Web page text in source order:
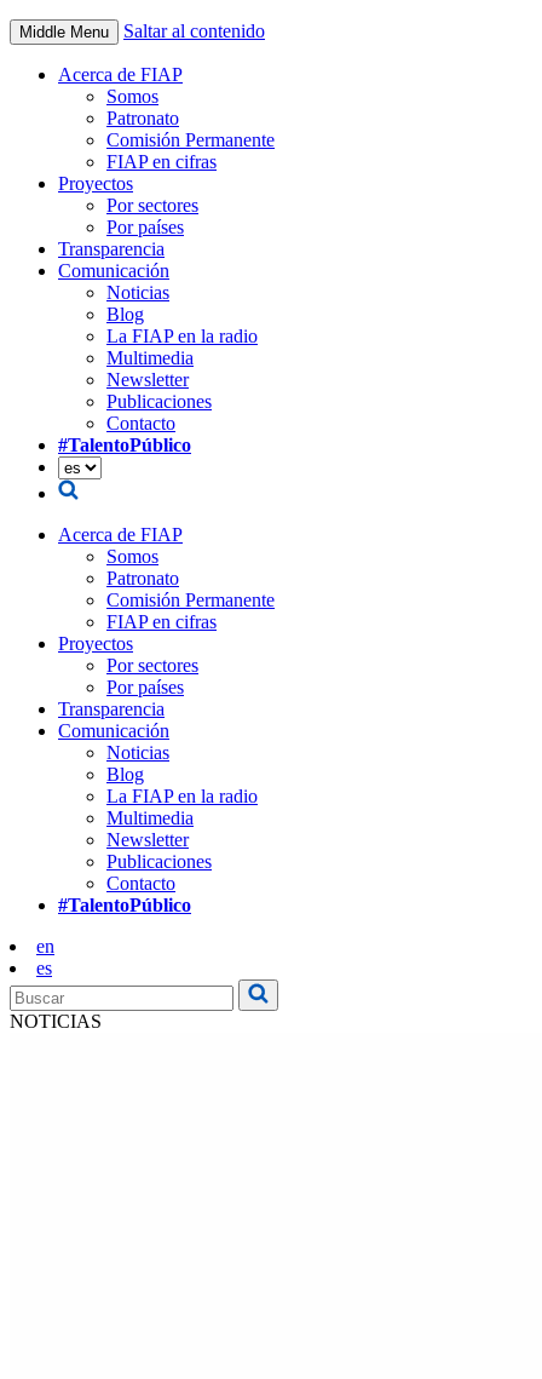
Middle Menu Saltar al contenido
Acerca de FIAP
Somos
Patronato
Comisión Permanente
FIAP en cifras
Proyectos
Por sectores
Por países
Transparencia
Comunicación
Noticias
Blog
La FIAP en la radio
Multimedia
Newsletter
Publicaciones
Contacto
#TalentoPúblico
Acerca de FIAP
Somos
Patronato
Comisión Permanente
FIAP en cifras
Proyectos
Por sectores
Por países
Transparencia
Comunicación
Noticias
Blog
La FIAP en la radio
Multimedia
Newsletter
Publicaciones
Contacto
#TalentoPúblico
en
es
NOTICIAS